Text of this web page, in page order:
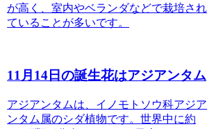
が高く、室内やベランダなどで栽培され
ていることが多いです。
11月14日の誕生花はアジアンタム
アジアンタムは、イノモトソウ科アジア
ンタム属のシダ植物です。世界中に約